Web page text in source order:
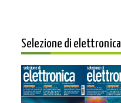
Selezione di elettronica